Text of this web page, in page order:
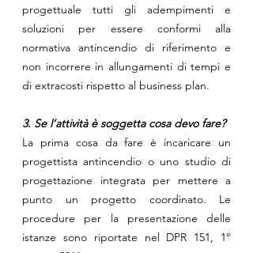
progettuale tutti gli adempimenti e
soluzioni per essere conformi alla
normativa antincendio di riferimento e
non incorrere in allungamenti di tempi e
di extracosti rispetto al business plan.
3. Se l’attività è soggetta cosa devo fare?
La prima cosa da fare è incaricare un
progettista antincendio o uno studio di
progettazione integrata per mettere a
punto un progetto coordinato. Le
procedure per la presentazione delle
istanze sono riportate nel DPR 151, 1°